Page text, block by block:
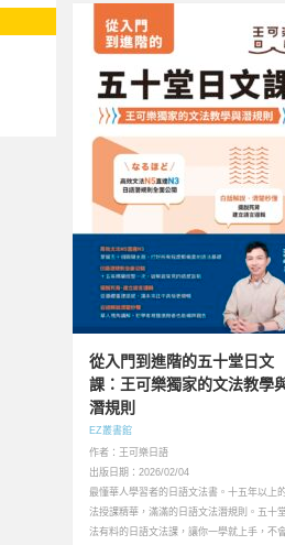
從入門到進階的五十堂日文
課：王可樂獨家的文法教學
潛規則
EZ叢書館
作者：王可樂日語
出版日期：2026/02/04
最懂華人學習者的日語文法書。十五年以上
法授課精華，滿滿的日語文法潛規則。五十
法有料的日語文法課，讓你一學就上手，不